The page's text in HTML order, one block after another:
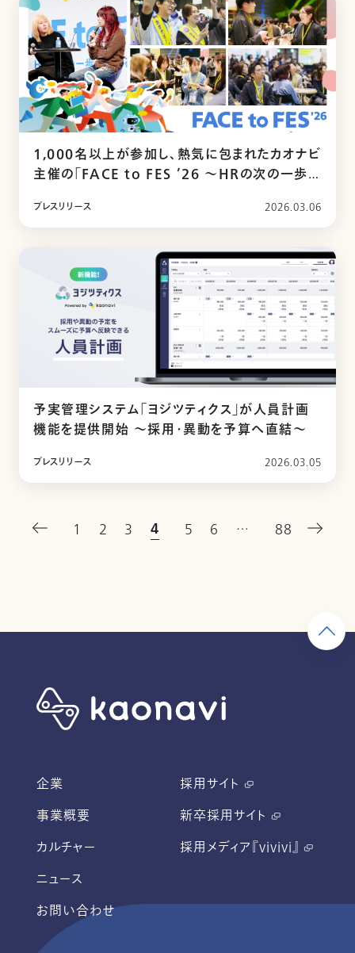
1,000名以上が参加し、熱気に包まれたカオナビ
主催の「FACE to FES ’26 ～HRの次の一歩を
プレスリリース 2026.03.06
予実管理システム「ヨジツティクス」が人員計画
機能を提供開始 ～採用・異動を予算へ直結～
プレスリリース 2026.03.05
1 2 3 4 5 6 … 88
企業
事業概要
カルチャー
ニュース
お問い合わせ
採用サイト
新卒採用サイト
採用メディア『vivivi』